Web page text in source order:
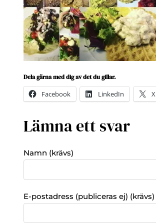
Dela gärna med dig av det du gillar.
Facebook LinkedIn X
Lämna ett svar
Namn (krävs)
E-postadress (publiceras ej) (krävs)